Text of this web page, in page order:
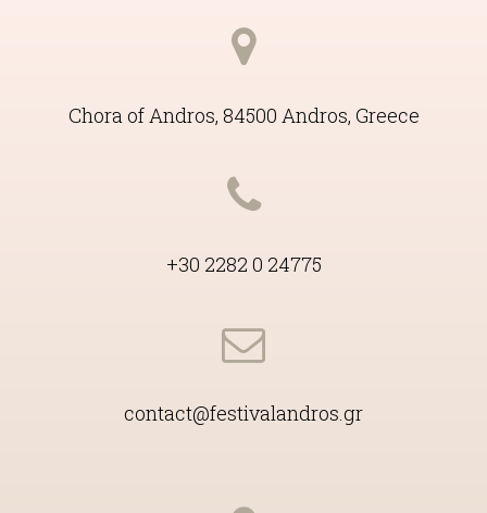
Chora of Andros, 84500 Andros, Greece
+30 2282 0 24775
contact@festivalandros.gr